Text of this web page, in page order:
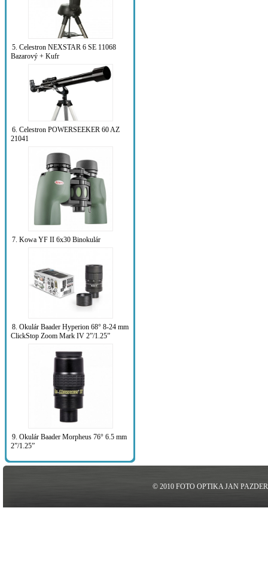
5. Celestron NEXSTAR 6 SE 11068
Bazarový + Kufr
6. Celestron POWERSEEKER 60 AZ
21041
7. Kowa YF II 6x30 Binokulár
8. Okulár Baader Hyperion 68° 8-24 mm
ClickStop Zoom Mark IV 2”/1.25”
9. Okulár Baader Morpheus 76° 6.5 mm
2”/1.25”
© 2010 FOTO OPTIKA JAN